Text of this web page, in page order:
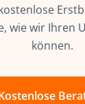
wie wir Ihren
können.